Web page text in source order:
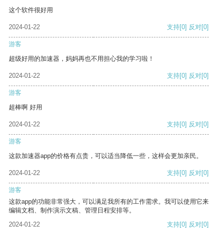
这个软件很好用
2024-01-22 支持[0] 反对[0]
游客
超级好用的加速器，妈妈再也不用担心我的学习啦！
2024-01-22 支持[0] 反对[0]
游客
超棒啊 好用
2024-01-22 支持[0] 反对[0]
游客
这款加速器app的价格有点贵，可以适当降低一些，这样会更加亲民。
2024-01-22 支持[0] 反对[0]
游客
这款app的功能非常强大，可以满足我所有的工作需求。我可以使用它来
编辑文档、制作演示文稿、管理日程安排等。
2024-01-22
支持[0] 反对[0]